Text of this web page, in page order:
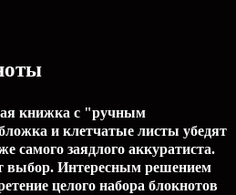
книжка с "ручным
и клетчатые листы убедят
самого заядлого аккуратиста.
выбор. Интересным решением
целого набора блокнотов